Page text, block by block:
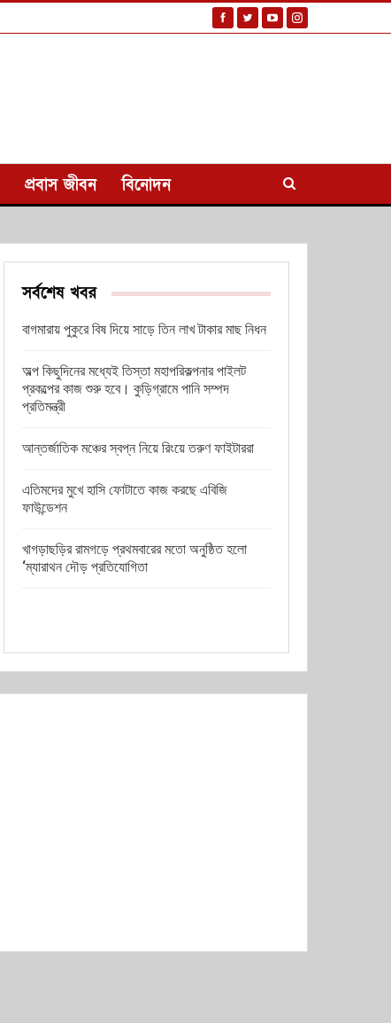
প্রবাস জীবন বিনোদন
সর্বশেষ খবর
বাগমারায় পুকুরে বিষ দিয়ে সাড়ে তিন লাখ টাকার মাছ নিধন
অল্প কিছুদিনের মধ্যেই তিস্তা মহাপরিকল্পনার পাইলট
প্রকল্পের কাজ শুরু হবে। কুড়িগ্রামে পানি সম্পদ
প্রতিমন্ত্রী
আন্তর্জাতিক মঞ্চের স্বপ্ন নিয়ে রিংয়ে তরুণ ফাইটাররা
এতিমদের মুখে হাসি ফোটাতে কাজ করছে এবিজি
ফাউন্ডেশন
খাগড়াছড়ির রামগড়ে প্রথমবারের মতো অনুষ্ঠিত হলো
‘ম্যারাথন দৌড় প্রতিযোগিতা